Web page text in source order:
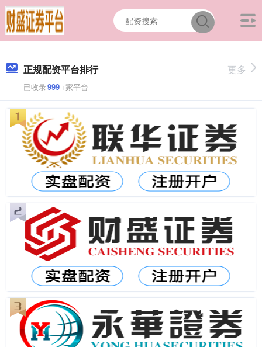
正规配资平台排行
已收录999+家平台
更多